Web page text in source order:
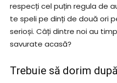
respecți cel puțin regula de
te speli pe dinți de două ori
serioși. Câți dintre noi au
savurate acasă?
Trebuie să dorim